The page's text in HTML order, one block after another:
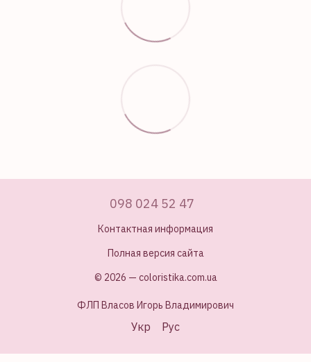
098 024 52 47
Контактная информация
Полная версия сайта
© 2026 — coloristika.com.ua
ФЛП Власов Игорь Владимирович
Укр Рус